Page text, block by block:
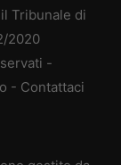
Tribunale di
2020
-
- Contattaci